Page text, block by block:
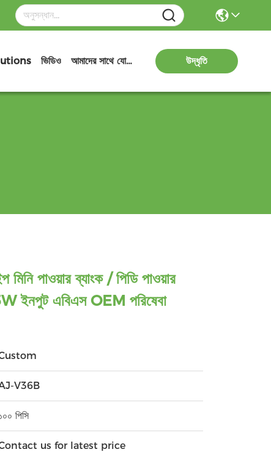
ভিডিও আমাদের সাথে যোগাযোগ উদ্ধৃতি
পাওয়ার ব্যাংক / পিডি পাওয়ার
ইনপুট এবিএস OEM পরিষেবা
V36B
পিসি
us for latest price